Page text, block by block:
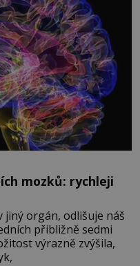
mozků: rychleji
jiný orgán, odlišuje náš
přibližně sedmi
výrazně zvýšila,